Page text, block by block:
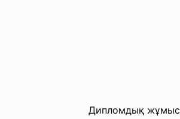
Дипломдық жұмыс